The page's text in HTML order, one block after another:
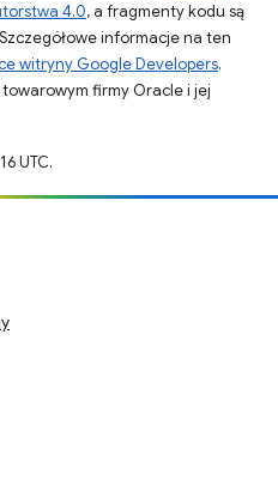
4.0, a fragmenty kodu są
informacje na ten
witryny Google Developers.
firmy Oracle i jej
UTC.